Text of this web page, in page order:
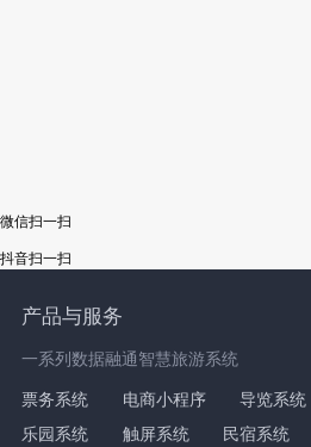
微信扫一扫
抖音扫一扫
产品与服务
一系列数据融通智慧旅游系统
票务系统 电商小程序 导览系统
乐园系统
触屏系统 民宿系统